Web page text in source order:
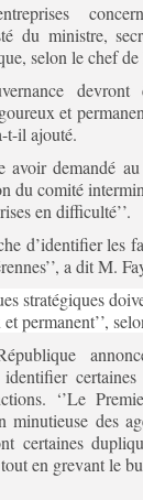
du ministre,
selon le chef de
et
t-il ajouté.
avoir demandé
du comité
en difficulté’’.
d’identifier les
a dit M.
‘’Le
minutieuse des
certaines
en grevant le